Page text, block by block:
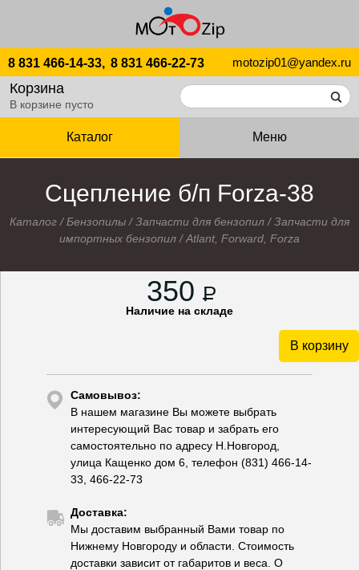
8 831 466-14-33, 8 831 466-22-73 motozip01@yandex.ru
Корзина
В корзине пусто
Каталог Меню
Сцепление б/п Forza-38
Каталог /Бензопилы /Запчасти для бензопил /Запчасти для
импортных бензопил /Atlant, Forward, Forza
350 P
Наличие на складе
В корзину
Самовывоз:
В нашем магазине Вы можете выбрать
интересующий Вас товар и забрать его
самостоятельно по адресу Н.Новгород,
улица Кащенко дом 6, телефон (831) 466-14-
33, 466-22-73
Доставка:
Мы доставим выбранный Вами товар по
Нижнему Новгороду и области. Стоимость
доставки зависит от габаритов и веса. О